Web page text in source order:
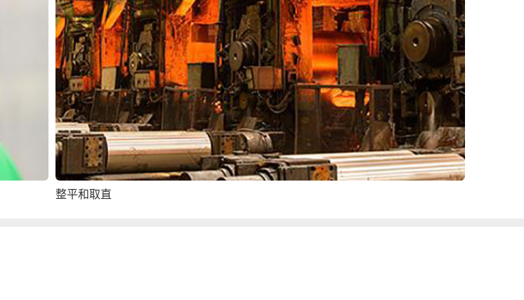
整平和取直